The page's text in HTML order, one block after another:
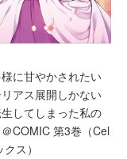
に甘やかされたい
アス展開しかない
してしまった私の
COMIC 第3巻（Cel
ス）